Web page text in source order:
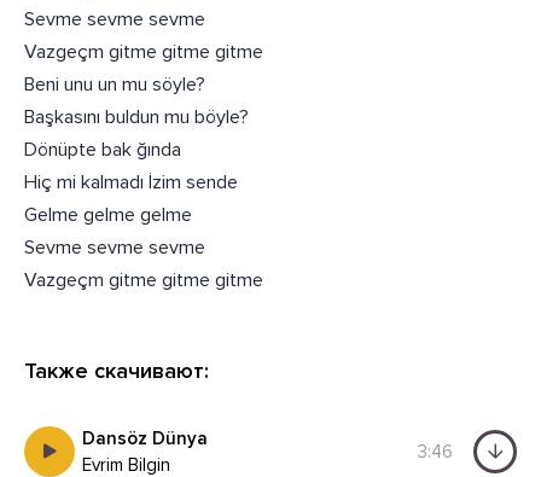
Sevme sevme sevme
Vazgeçm gitme gitme gitme
Beni unu un mu söyle?
Başkasını buldun mu böyle?
Dönüpte bak ğında
Hiç mi kalmadı İzim sende
Gelme gelme gelme
Sevme sevme sevme
Vazgeçm gitme gitme gitme
Также скачивают:
Dansöz Dünya
Evrim Bilgin
3:46